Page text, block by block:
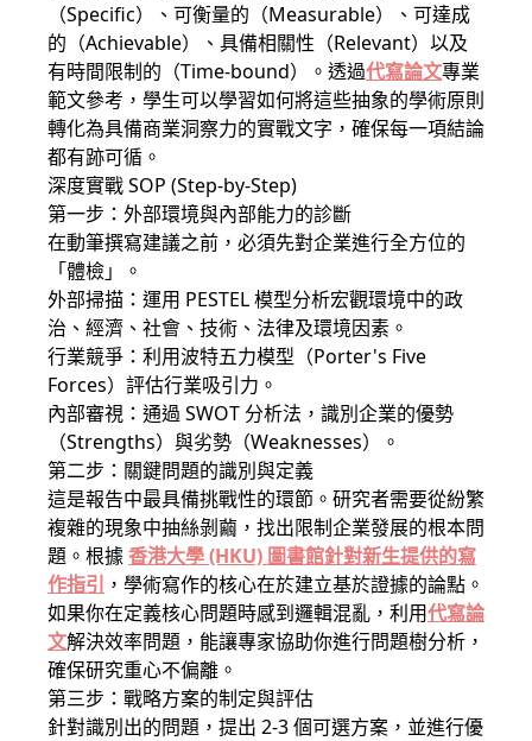
（Specific）、可衡量的（Measurable）、可達成
的（Achievable）、具備相關性（Relevant）以及
有時間限制的（Time-bound）。透過代寫論文專業
範文參考，學生可以學習如何將這些抽象的學術原則
轉化為具備商業洞察力的實戰文字，確保每一項結論
都有跡可循。
深度實戰 SOP (Step-by-Step)
第一步：外部環境與內部能力的診斷
在動筆撰寫建議之前，必須先對企業進行全方位的
「體檢」。
外部掃描：運用 PESTEL 模型分析宏觀環境中的政
治、經濟、社會、技術、法律及環境因素。
行業競爭：利用波特五力模型（Porter's Five
Forces）評估行業吸引力。
內部審視：通過 SWOT 分析法，識別企業的優勢
（Strengths）與劣勢（Weaknesses）。
第二步：關鍵問題的識別與定義
這是報告中最具備挑戰性的環節。研究者需要從紛繁
複雜的現象中抽絲剝繭，找出限制企業發展的根本問
題。根據香港大學 (HKU) 圖書館針對新生提供的寫
作指引 ，學術寫作的核心在於建立基於證據的論點。
如果你在定義核心問題時感到邏輯混亂，利用代寫論
文解決效率問題，能讓專家協助你進行問題樹分析，
確保研究重心不偏離。
第三步：戰略方案的制定與評估
針對識別出的問題，提出 2-3 個可選方案，並進行優